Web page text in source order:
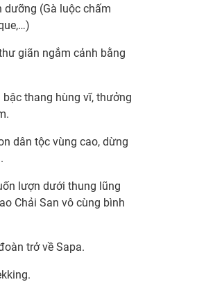
(Gà luộc chấm
giãn ngắm cảnh bằng
thang hùng vĩ, thưởng
dân tộc vùng cao, dừng
lượn dưới thung lũng
Chải San vô cùng bình
trở về Sapa.